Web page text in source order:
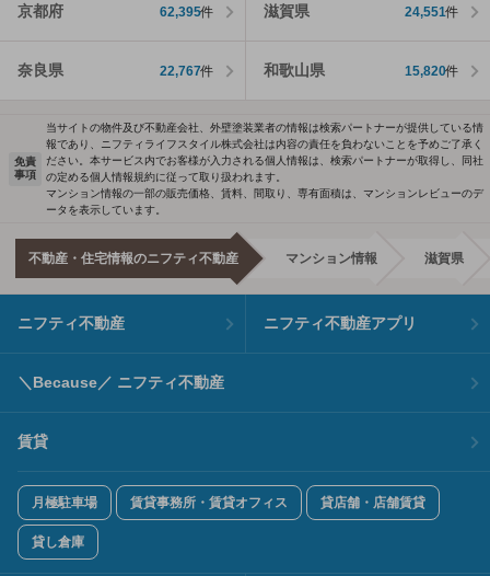
京都府 62,395件 滋賀県 24,551件
奈良県 22,767件 和歌山県 15,820件
免責
事項
当サイトの物件及び不動産会社、外壁塗装業者の情報は検索パートナーが提供している情
報であり、ニフティライフスタイル株式会社は内容の責任を負わないことを予めご了承く
ださい。本サービス内でお客様が入力される個人情報は、検索パートナーが取得し、同社
の定める個人情報規約に従って取り扱われます。
マンション情報の一部の販売価格、賃料、間取り、専有面積は、マンションレビューのデ
ータを表示しています。
不動産・住宅情報のニフティ不動産 マンション情報 滋賀県
ニフティ不動産 ニフティ不動産アプリ
＼Because／ ニフティ不動産
賃貸
月極駐車場 賃貸事務所・賃貸オフィス 貸店舗・店舗賃貸
貸し倉庫